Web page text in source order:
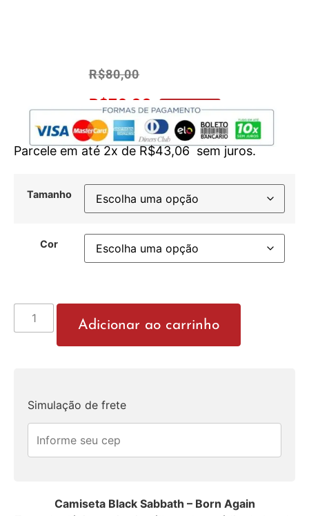
R$80,00
R$76,00 No Pix 5% OFF
Parcele em até 2x deR$43,06 sem juros.
Tamanho
Cor
Adicionar ao carrinho
Simulação de frete
Camiseta Black Sabbath – Born Again